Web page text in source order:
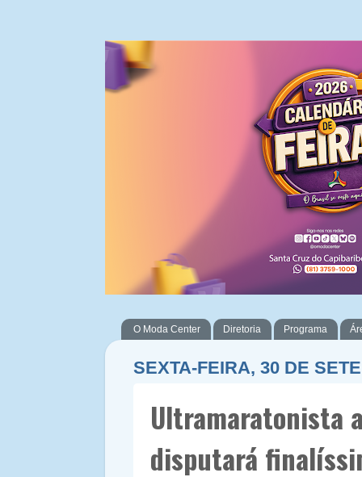
O Moda Center Diretoria Programa
SEXTA-FEIRA, 30 DE
Ultramaratonista
disputará